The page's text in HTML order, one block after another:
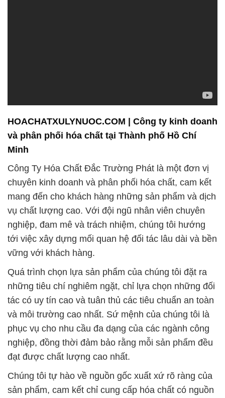
HOACHATXULYNUOC.COM | Công ty kinh doanh
và phân phối hóa chất tại Thành phố Hồ Chí
Minh
Công Ty Hóa Chất Đắc Trường Phát là một đơn vị
chuyên kinh doanh và phân phối hóa chất, cam kết
mang đến cho khách hàng những sản phẩm và dịch
vụ chất lượng cao. Với đội ngũ nhân viên chuyên
nghiệp, đam mê và trách nhiệm, chúng tôi hướng
tới việc xây dựng mối quan hệ đối tác lâu dài và bền
vững với khách hàng.
Quá trình chọn lựa sản phẩm của chúng tôi đặt ra
những tiêu chí nghiêm ngặt, chỉ lựa chọn những đối
tác có uy tín cao và tuân thủ các tiêu chuẩn an toàn
và môi trường cao nhất. Sứ mệnh của chúng tôi là
phục vụ cho nhu cầu đa dạng của các ngành công
nghiệp, đồng thời đảm bảo rằng mỗi sản phẩm đều
đạt được chất lượng cao nhất.
Chúng tôi tự hào về nguồn gốc xuất xứ rõ ràng của
sản phẩm, cam kết chỉ cung cấp hóa chất có nguồn